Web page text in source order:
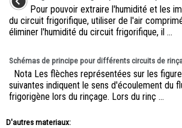
Pour pouvoir extraire l'humidité et les
du circuit frigorifique, utiliser de l'air
éliminer l'humidité du circuit frigorifique, il ...
Schémas de principe pour différents circuits de
Nota Les flèches représentées sur les
suivantes indiquent le sens d'écoulement du
frigorigène lors du rinçage. Lors du rinç ...
D'autres materiaux: